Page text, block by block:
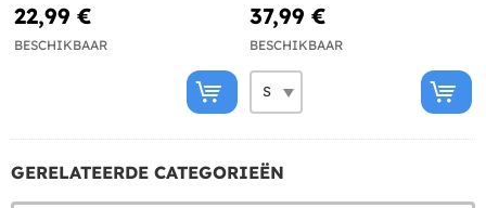
22,99 €
BESCHIKBAAR
37,99 €
BESCHIKBAAR
GERELATEERDE CATEGORIEËN